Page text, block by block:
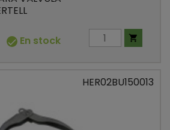
 En stock 
HER02BU150013